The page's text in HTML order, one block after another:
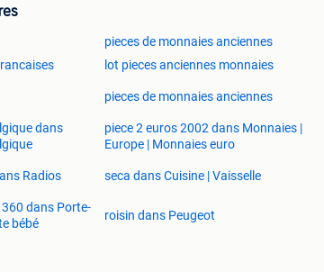
pieces de monnaies anciennes
lot pieces anciennes monnaies
pieces de monnaies anciennes
dans
piece 2 euros 2002 dans Monnaies |
Europe | Monnaies euro
Radios seca dans Cuisine | Vaisselle
dans Porte-
bébé
roisin dans Peugeot